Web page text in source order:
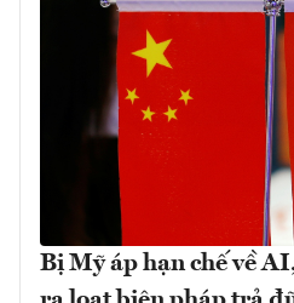
Bị Mỹ áp hạn chế về